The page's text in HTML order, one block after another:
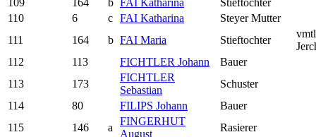
110
6 c FAI Katharina
Steyer Mutter
111
164 b FAI Maria Stieftochter
112
113 FICHTLER Johann
Bauer
113
173
FICHTLER
Sebastian
Schuster
114
80 FILIPS Johann
Bauer
115
146 a
FINGERHUT
August
Rasierer